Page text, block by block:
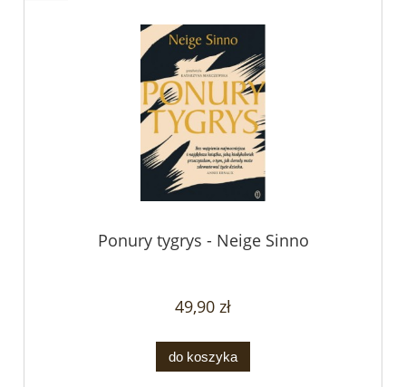
Ponury tygrys - Neige Sinno
49,90 zł
do koszyka